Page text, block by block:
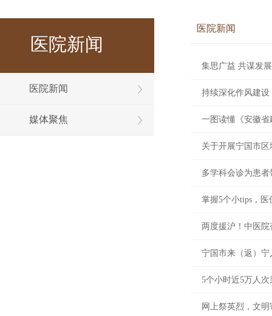
医院新闻
医院新闻
媒体聚焦
医院新闻
集思广益 共谋发
持续深化作风建
一图读懂《安徽
关于开展宁国市
多学科会诊为患者
掌握5个小tips，
两度援沪！中医院
宁国市来（返）
5个小时近5万人
网上祭英烈，文明